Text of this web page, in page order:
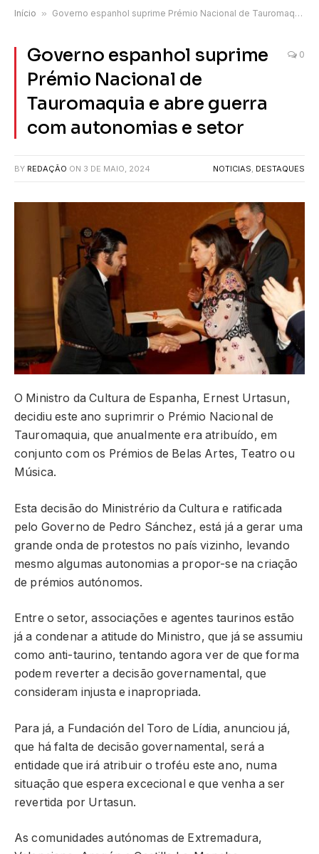
Início » Governo espanhol suprime Prémio Nacional de Tauromaquia e abre guerra com autonomias e setor
Governo espanhol suprime
Prémio Nacional de
Tauromaquia e abre guerra
com autonomias e setor
0
BY REDAÇÃO ON 3 DE MAIO, 2024 NOTICIAS, DESTAQUES
O Ministro da Cultura de Espanha, Ernest Urtasun,
decidiu este ano suprimrir o Prémio Nacional de
Tauromaquia, que anualmente era atribuído, em
conjunto com os Prémios de Belas Artes, Teatro ou
Música.
Esta decisão do Ministrério da Cultura e ratificada
pelo Governo de Pedro Sánchez, está já a gerar uma
grande onda de protestos no país vizinho, levando
mesmo algumas autonomias a propor-se na criação
de prémios autónomos.
Entre o setor, associações e agentes taurinos estão
já a condenar a atitude do Ministro, que já se assumiu
como anti-taurino, tentando agora ver de que forma
podem reverter a decisão governamental, que
consideram injusta e inapropriada.
Para já, a Fundación del Toro de Lídia, anunciou já,
que há falta de decisão governamental, será a
entidade que irá atribuir o troféu este ano, numa
situação que espera excecional e que venha a ser
revertida por Urtasun.
As comunidades autónomas de Extremadura,